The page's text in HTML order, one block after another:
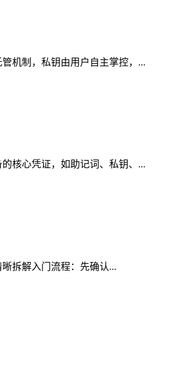
机制，私钥由用户自主掌控，...
核心凭证，如助记词、私钥、...
拆解入门流程：先确认...